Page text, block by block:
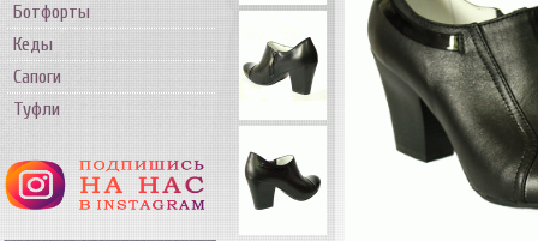
Ботфорты
Кеды
Сапоги
Туфли